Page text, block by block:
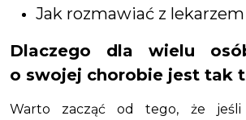
Jak rozmawiać z
Dlaczego dla wielu
o swojej chorobie jest tak
Warto zacząć od tego, że jeśli